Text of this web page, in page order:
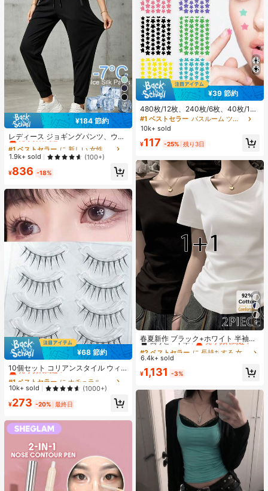
4
¥184 節約
レディース ジョギングパンツ、ウエ
ストゴム ドローストリング ジッパー
ポケット付き、デイリーカジュアル
と週末の休暇に適したブラック
#1 ベストセラー
に 新しい 女性用ボトムス
売り切れ間近！
#1 ベストセラー
売り切れ間近！
#1 ベストセラー
売り切れ間近！
#1 ベストセラー
売り切れ間近！
1.9k+ sold (100+)
¥836 -18%
¥68 節約
10個セット コリアンスタイル ウィ
スピー 細い つけまつげ 自己接着式
アイライナー付き、透明感と際立つ
外観
#1 ベストセラー
に ナチュラル つけまつげ
売り切れ間近！
#1 ベストセラー
売り切れ間近！
#1 ベストセラー
売り切れ間近！
#1 ベストセラー
売り切れ間近！
10k+ sold (1000+)
¥273 -20% 最終日
¥39 節約
480枚/12枚、240枚/6枚、40枚/1
枚、フェイススターシール、ハロウ
ィン装飾シール、クリスマス装飾シ
ルな装飾シール、パーティー・ホリ
デー写真装飾用、フェイス装飾シー
ル、パーティー装飾シール、ルーム
デコレーション、バニティ、寝室、
旅行、旅行必需品、装飾アクセサリ
ー、経済的で実用的、ストッキング
スタッファー、メイクアップツー
ル、手頃な商品、ギフト、ノベルテ
ィ、女性向けギフト、クリスマスギ
フト、エステティック
#1 ベストセラー
バスルーム ツールアクセサリ
10k+ sold
¥117 -25% 残り3日
9
春夏新作 ブラック+ホワイト 半袖T
シャツ 2枚セット、レディース 無地
スリムフィット カジュアルアンダー
#2 ベストセラー
に 長持ちする 女性用トップス、ブラウス、Tシャツ
高リピート率
売り切れ間近！
#2 ベストセラー
高リピート率
#2 ベストセラー
高リピート率
#2 ベストセラー
に 長持ちする 女性用トップス、ブラウス、Tシャツ
高リピート率
売り切れ間近！
6.4k+ sold
¥1,131 -3%